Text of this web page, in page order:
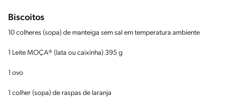
Biscoitos
10 colheres (sopa) de manteiga sem sal em temperatura ambiente
1 Leite MOÇA® (lata ou caixinha) 395 g
1 ovo
1 colher (sopa) de raspas de laranja